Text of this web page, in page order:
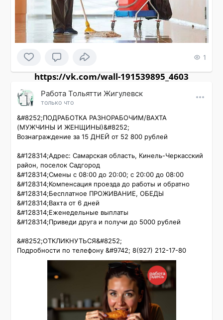
1
https://vk.com/wall-191539895_4603
Работа Тольятти Жигулевск
только что
&#8252;ПОДРАБОТКА РАЗНОРАБОЧИМ/ВАХТА
(МУЖЧИНЫ И ЖЕНЩИНЫ)&#8252;
Вознаграждение за 15 ДНЕЙ от 52 800 рублей
&#128314;Адрес: Самарская область, Кинель-Черкасский
район, поселок Садгород
&#128314;Смены с 08:00 до 20:00; с 20:00 до 08:00
&#128314;Компенсация проезда до работы и обратно
&#128314;Бесплатное ПРОЖИВАНИЕ, ОБЕДЫ
&#128314;Вахта от 6 дней
&#128314;Еженедельные выплаты
&#128314;Приведи друга и получи до 5000 рублей
&#8252;ОТКЛИКНУТЬСЯ&#8252;
Подробности по телефону &#9742; 8(927) 212-17-80